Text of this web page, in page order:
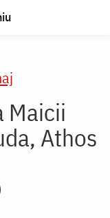
Maicii
Athos